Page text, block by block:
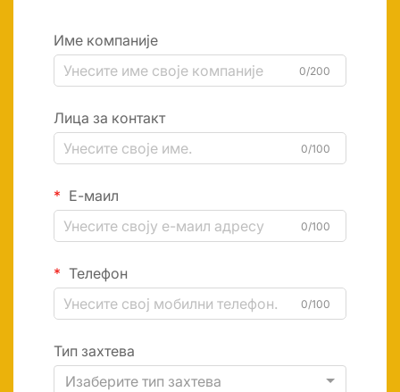
Име компаније
0/200
Лица за контакт
0/100
Е-маил
0/100
Телефон
0/100
Тип захтева
Изаберите тип захтева